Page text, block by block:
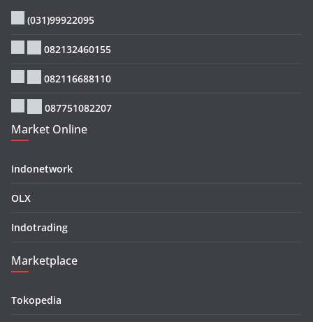
(031)99922095
082132460155
082116688110
087751082207
Market Online
Indonetwork
OLX
Indotrading
Marketplace
Tokopedia